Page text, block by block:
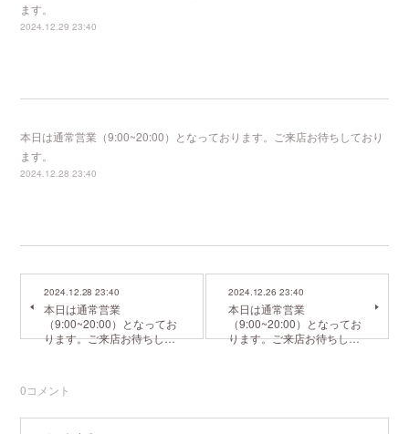
ます。
2024.12.29 23:40
本日は通常営業（9:00~20:00）となっております。ご来店お待ちしており
ます。
2024.12.28 23:40
2024.12.28 23:40
本日は通常営業
（9:00~20:00）となってお
ります。ご来店お待ちし…
2024.12.26 23:40
本日は通常営業
（9:00~20:00）となってお
ります。ご来店お待ちし…
0コメント